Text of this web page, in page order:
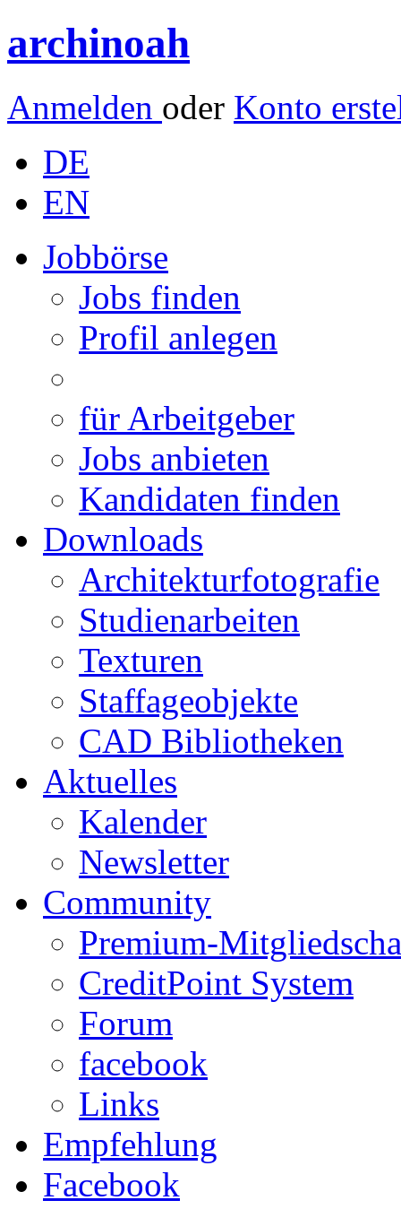
archinoah
Anmelden oder Konto
DE
EN
Jobbörse
Jobs finden
Profil anlegen
für Arbeitgeber
Jobs anbieten
Kandidaten finden
Downloads
Architekturfotografie
Studienarbeiten
Texturen
Staffageobjekte
CAD Bibliotheken
Aktuelles
Kalender
Newsletter
Community
Premium-
CreditPoint System
Forum
facebook
Links
Empfehlung
Facebook